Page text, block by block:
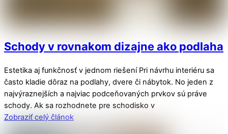
Schody v rovnakom dizajne ako podlaha
Estetika aj funkčnosť v jednom riešení Pri návrhu interiéru sa
často kladie dôraz na podlahy, dvere či nábytok. No jeden z
najvýraznejších a najviac podceňovaných prvkov sú práve
schody. Ak sa rozhodnete pre schodisko v
Zobraziť celý článok